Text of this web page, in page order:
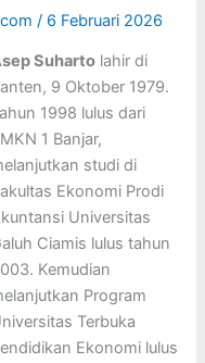
/ 6 Februari 2026
Suharto lahir di
9 Oktober 1979.
1998 lulus dari
1 Banjar,
studi di
Ekonomi Prodi
Universitas
Ciamis lulus tahun
Kemudian
Program
Terbuka
Ekonomi lulus